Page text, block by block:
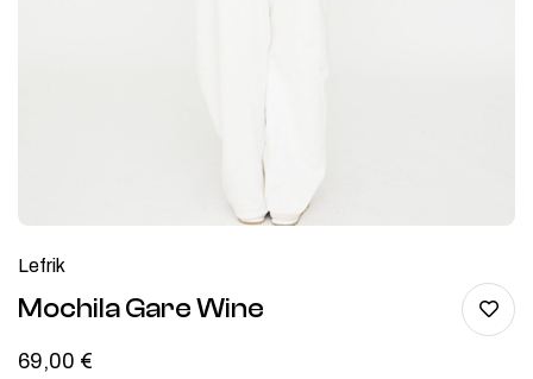
Lefrik
Mochila Gare Wine
69,00 €